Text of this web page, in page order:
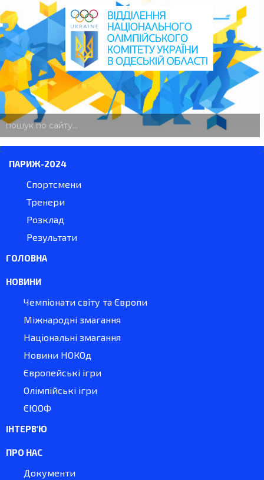
пошук
по
ПАРИЖ-2024
Спортсмени
Тренери
Розклад
Результати
ГОЛОВНА
НОВИНИ
Чемпіонати світу та Європи
Міжнародні змагання
Національні змагання
Новини НОКОд
Європейські ігри
Олімпійські ігри
ЄЮОФ
ІНТЕРВ'Ю
ПРО НАС
Документи